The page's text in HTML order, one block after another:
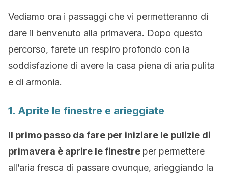
Vediamo ora i passaggi che vi permetteranno di
dare il benvenuto alla primavera. Dopo questo
percorso, farete un respiro profondo con la
soddisfazione di avere la casa piena di aria pulita
e di armonia.
1. Aprite le finestre e arieggiate
Il primo passo da fare per iniziare le pulizie di
primavera è aprire le finestre per permettere
all’aria fresca di passare ovunque, arieggiando la